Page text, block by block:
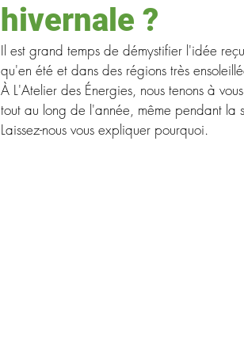
hivernale ?
Il est grand temps de démystifier l'idée
qu'en été et dans des régions très
À L'Atelier des Énergies, nous tenons à
tout au long de l'année, même pendant la
Laissez-nous vous expliquer pourquoi.